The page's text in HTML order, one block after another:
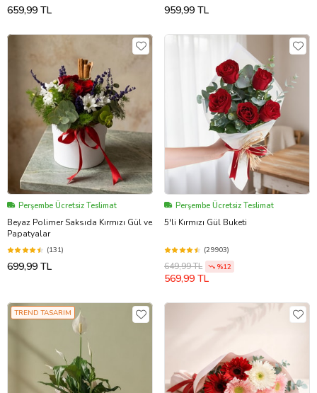
659,99 TL 959,99 TL
Perşembe Ücretsiz Teslimat
Beyaz Polimer Saksıda Kırmızı Gül ve
Papatyalar
(131)
699,99 TL
Perşembe Ücretsiz Teslimat
5'li Kırmızı Gül Buketi
(29903)
649,99 TL %12
569,99 TL
TREND TASARIM